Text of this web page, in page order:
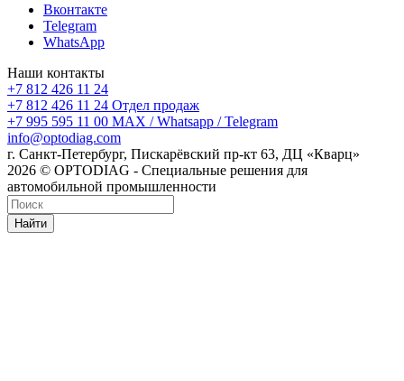
Вконтакте
Telegram
WhatsApp
Наши контакты
+7 812 426 11 24
+7 812 426 11 24 Отдел продаж
+7 995 595 11 00 MAX / Whatsapp / Telegram
info@optodiag.com
г. Санкт-Петербург, Пискарёвский пр-кт 63, ДЦ «Кварц»
2026 © OPTODIAG - Специальные решения для
автомобильной промышленности
Найти